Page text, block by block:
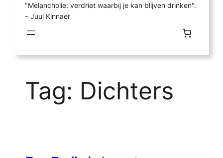
"Melancholie: verdriet waarbij je kan blijven drinken".
– Juul Kinnaer
Tag: Dichters